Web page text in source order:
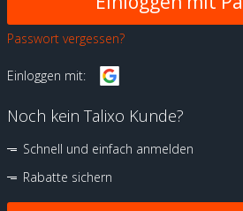
Passwort vergessen?
Einloggen mit:
Noch kein Talixo Kunde?
Schnell und einfach anmelden
Rabatte sichern